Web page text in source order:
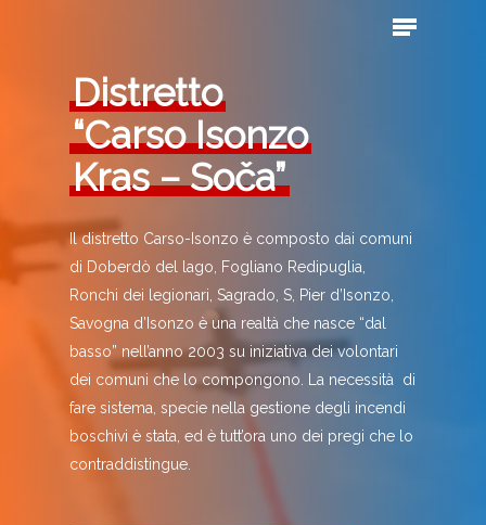
Hit enter to search or ESC to close
Distretto
“Carso Isonzo
Kras – Soča”
Il distretto Carso-Isonzo è composto dai comuni
di Doberdò del lago, Fogliano Redipuglia,
Ronchi dei legionari, Sagrado, S, Pier d’Isonzo,
Savogna d’Isonzo è una realtà che nasce “dal
basso” nell’anno 2003 su iniziativa dei volontari
dei comuni che lo compongono. La necessità di
fare sistema, specie nella gestione degli incendi
boschivi è stata, ed è tutt’ora uno dei pregi che lo
contraddistingue.